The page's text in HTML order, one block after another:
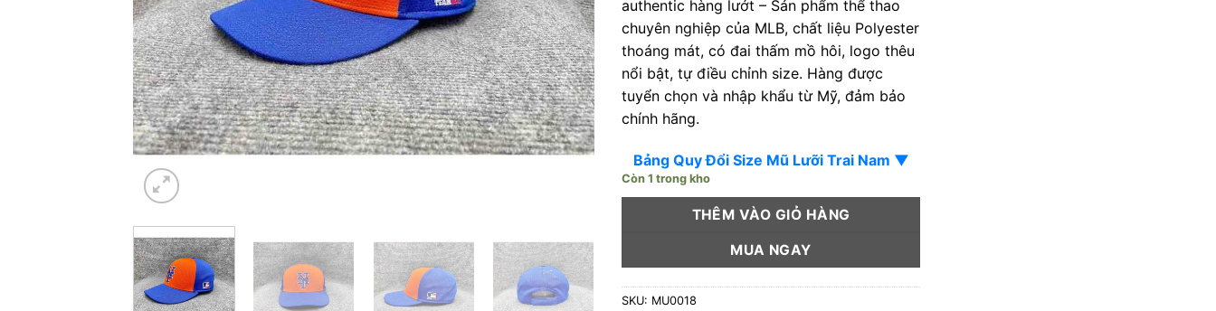
authentic hàng lướt – Sản phẩm thể thao
chuyên nghiệp của MLB, chất liệu Polyester
thoáng mát, có đai thấm mồ hôi, logo thêu
nổi bật, tự điều chỉnh size. Hàng được
tuyển chọn và nhập khẩu từ Mỹ, đảm bảo
chính hãng.
Bảng Quy Đổi Size Mũ Lưỡi Trai Nam ▼
Còn 1 trong kho
THÊM VÀO GIỎ HÀNG
MUA NGAY
SKU: MU0018